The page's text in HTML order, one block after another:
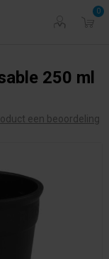
0
250 ml
een beoordeling